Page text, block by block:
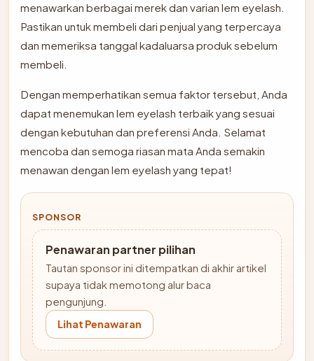
menawarkan berbagai merek dan varian lem eyelash.
Pastikan untuk membeli dari penjual yang terpercaya
dan memeriksa tanggal kadaluarsa produk sebelum
membeli.
Dengan memperhatikan semua faktor tersebut, Anda
dapat menemukan lem eyelash terbaik yang sesuai
dengan kebutuhan dan preferensi Anda. Selamat
mencoba dan semoga riasan mata Anda semakin
menawan dengan lem eyelash yang tepat!
SPONSOR
Penawaran partner pilihan
Tautan sponsor ini ditempatkan di akhir artikel
supaya tidak memotong alur baca
pengunjung.
Lihat Penawaran